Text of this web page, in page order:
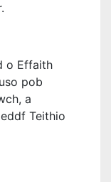
o Effaith
pob
a
Teithio